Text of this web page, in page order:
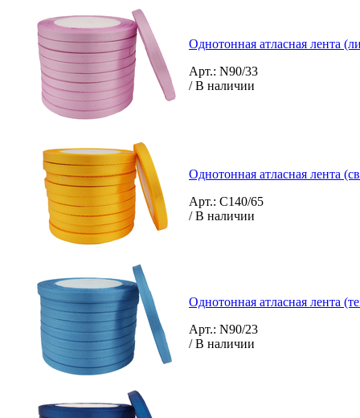
Однотонная атласная лента
Арт.: N90/33
/ В наличии
Однотонная атласная лента
Арт.: C140/65
/ В наличии
Однотонная атласная лента
Арт.: N90/23
/ В наличии